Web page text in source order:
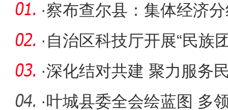
·察布查尔县：集体经济
展红利
· 自治区科技厅开展“民族
来”活
·深化结对共建 聚力服
路社区举
·叶城县委全会绘蓝图 多